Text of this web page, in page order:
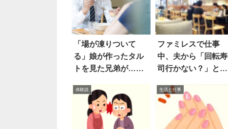
「場が凍りついて
る」娘が作ったタル
トを見た兄弟が…思
ファミレスで仕事
中、夫から「回転寿
司行かない？」と連
体験談 生活と仕事